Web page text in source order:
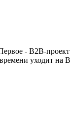
- B2B-проект:
уходит